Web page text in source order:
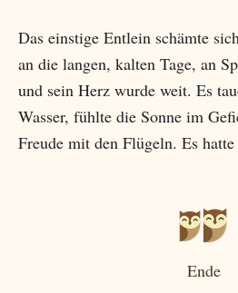
Das einstige Entlein schämte
an die langen, kalten Tage, an
und sein Herz wurde weit. Es
Wasser, fühlte die Sonne im
Freude mit den Flügeln. Es
Ende